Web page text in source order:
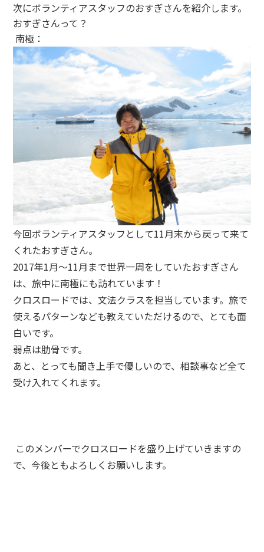
次にボランティアスタッフのおすぎさんを紹介します。
おすぎさんって？
南極：
今回ボランティアスタッフとして11月末から戻って来て
くれたおすぎさん。
2017年1月〜11月まで世界一周をしていたおすぎさん
は、旅中に南極にも訪れています！
クロスロードでは、文法クラスを担当しています。旅で
使えるパターンなども教えていただけるので、とても面
白いです。
弱点は肋骨です。
あと、とっても聞き上手で優しいので、相談事など全て
受け入れてくれます。
このメンバーでクロスロードを盛り上げていきますの
で、今後ともよろしくお願いします。